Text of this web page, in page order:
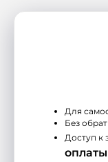
Для
Без
Доступ к
оплаты